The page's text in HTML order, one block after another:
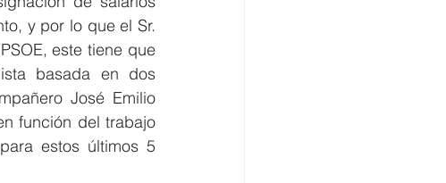
y por lo que el Sr.
este tiene que
basada en dos
José Emilio
función del trabajo
estos últimos 5